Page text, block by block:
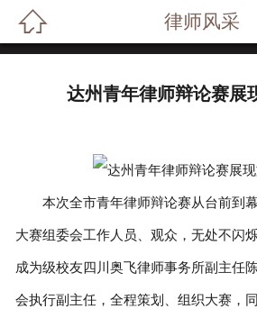
 律师风采
达州青年律师辩论赛展
本次全市青年律师辩论赛从台前到幕
大赛组委会工作人员、观众，无处不闪
成为级校友四川奥飞律师事务所副主任
会执行副主任，全程策划、组织大赛，